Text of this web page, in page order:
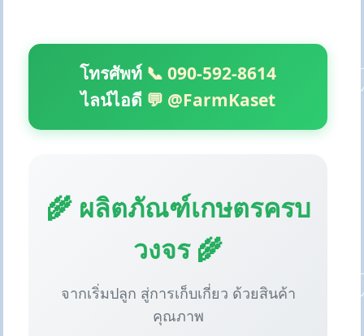
โทรศัพท์ 📞 090-592-8614
ไลน์ไอดี 💬 @FarmKaset
🌾 ผลิตภัณฑ์เกษตรครบ
วงจร 🌾
จากเริ่มปลูก สู่การเก็บเกี่ยว ด้วยสินค้า
คุณภาพ